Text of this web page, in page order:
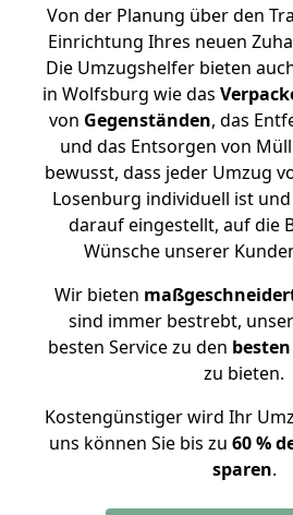
Von der Planung über den
Einrichtung Ihres neuen
Die Umzugshelfer bieten
in Wolfsburg wie das
von Gegenständen, das
und das Entsorgen von
bewusst, dass jeder Umzug
Losenburg individuell ist
darauf eingestellt, auf die
Wünsche unserer
Wir bieten
sind immer bestrebt,
besten Service zu den
zu bieten.
Kostengünstiger wird Ihr
uns können Sie bis zu 60 %
sparen.